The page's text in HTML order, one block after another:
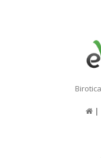
|